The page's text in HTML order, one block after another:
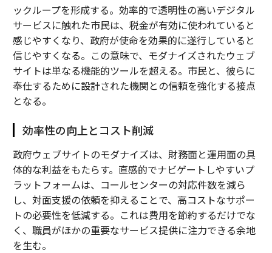
ックループを形成する。効率的で透明性の高いデジタル
サービスに触れた市民は、税金が有効に使われていると
感じやすくなり、政府が使命を効果的に遂行していると
信じやすくなる。この意味で、モダナイズされたウェブ
サイトは単なる機能的ツールを超える。市民と、彼らに
奉仕するために設計された機関との信頼を強化する接点
となる。
効率性の向上とコスト削減
政府ウェブサイトのモダナイズは、財務面と運用面の具
体的な利益をもたらす。直感的でナビゲートしやすいプ
ラットフォームは、コールセンターの対応件数を減ら
し、対面支援の依頼を抑えることで、高コストなサポー
トの必要性を低減する。これは費用を節約するだけでな
く、職員がほかの重要なサービス提供に注力できる余地
を生む。